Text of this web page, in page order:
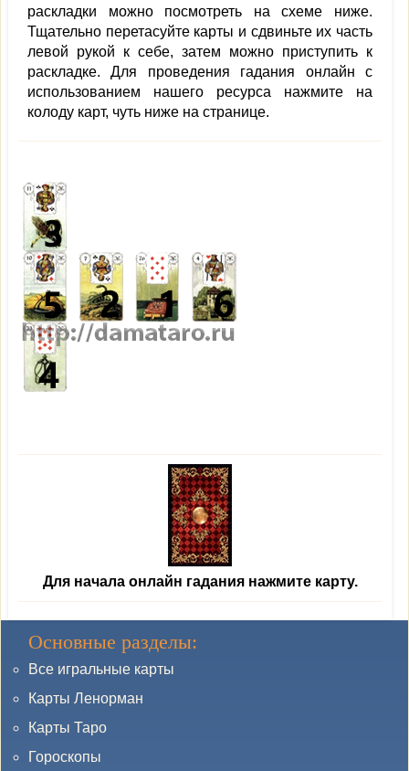
раскладки можно посмотреть на схеме ниже.
Тщательно перетасуйте карты и сдвиньте их часть
левой рукой к себе, затем можно приступить к
раскладке. Для проведения гадания онлайн с
использованием нашего ресурса нажмите на
колоду карт, чуть ниже на странице.
Для начала онлайн гадания нажмите карту.
Основные разделы:
Все игральные карты
Карты Ленорман
Карты Таро
Гороскопы